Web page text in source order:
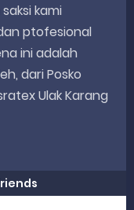
kami
ptofesional
ini adalah
dari Posko
Ulak Karang